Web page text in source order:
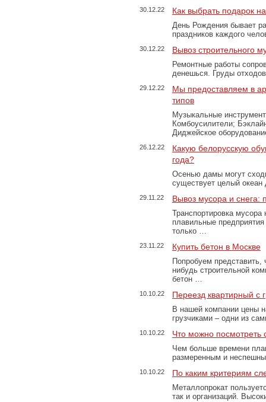
30.12.22 Как выбрать подарок
День Рождения бывает
праздников каждого
30.12.22 Вывоз строительного
Ремонтные работы
денешься. Груды
29.12.22
Мы предоставляем в
типов
Музыкальные
Комбоусилители;
Диджейское
26.12.22
Какую белорусскую
года?
Осенью дамы могут
существует целый
29.11.22 Вывоз мусора и
Транспортировка
плавильные
только …
23.11.22 Купить бетон в Москве
Попробуем представить,
нибудь строительной
бетон …
10.10.22 Переезд квартирный с
В нашей компании цены
грузчиками – одни из
10.10.22 Что можно посмотреть
Чем больше времени
размеренным и
10.10.22 По каким критериям
Металлопрокат
так и организаций.